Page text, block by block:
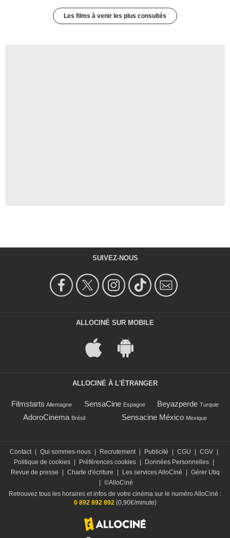
Les films à venir les plus consultés
SUIVEZ-NOUS
ALLOCINÉ SUR MOBILE
ALLOCINÉ À L'ÉTRANGER
Filmstarts Allemagne SensaCine Espagne Beyazperde Turquie
AdoroCinema Brésil Sensacine México Mexique
Contact Qui sommes-nous Recrutement Publicité CGU CGV
Politique de cookies
Préférences cookies Données Personnelles
Revue de presse
Charte d'écriture Les services AlloCiné
Gérer Utiq
©AlloCiné
Retrouvez tous les horaires et infos de votre cinéma sur le numéro AlloCiné :
0 892 892 892(0,90€/minute)